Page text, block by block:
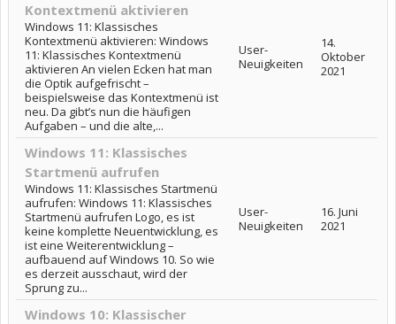
Kontextmenü aktivieren
Windows 11: Klassisches
Kontextmenü aktivieren: Windows
11: Klassisches Kontextmenü
aktivieren An vielen Ecken hat man
die Optik aufgefrischt –
beispielsweise das Kontextmenü ist
neu. Da gibt’s nun die häufigen
Aufgaben – und die alte,...
User-
Neuigkeiten
14.
Oktober
2021
Windows 11: Klassisches
Startmenü aufrufen
Windows 11: Klassisches Startmenü
aufrufen: Windows 11: Klassisches
Startmenü aufrufen Logo, es ist
keine komplette Neuentwicklung, es
ist eine Weiterentwicklung –
aufbauend auf Windows 10. So wie
es derzeit ausschaut, wird der
Sprung zu...
User-
Neuigkeiten
16. Juni
2021
Windows 10: Klassischer